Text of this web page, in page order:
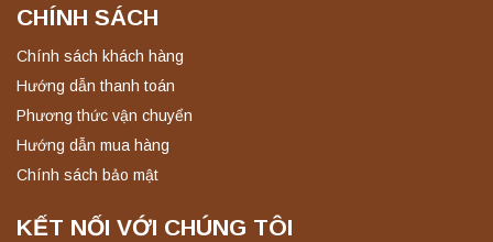
CHÍNH SÁCH
Chính sách khách hàng
Hướng dẫn thanh toán
Phương thức vận chuyển
Hướng dẫn mua hàng
Chính sách bảo mật
KẾT NỐI VỚI CHÚNG TÔI